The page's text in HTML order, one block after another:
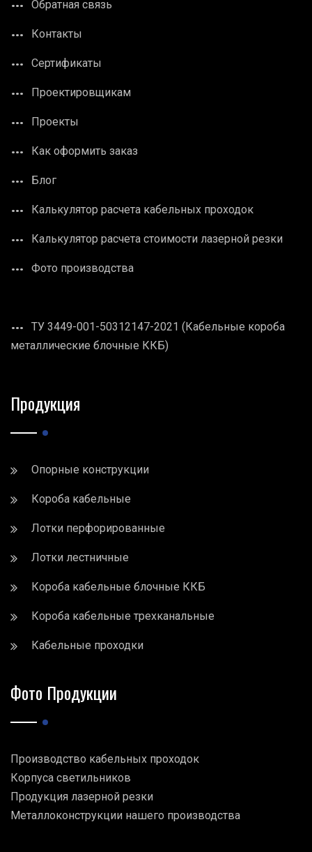
Обратная связь
Контакты
Сертификаты
Проектировщикам
Проекты
Как оформить заказ
Блог
Калькулятор расчета кабельных проходок
Калькулятор расчета стоимости лазерной резки
Фото производства
ТУ 3449-001-50312147-2021 (Кабельные короба
металлические блочные ККБ)
Продукция
Опорные конструкции
Короба кабельные
Лотки перфорированные
Лотки лестничные
Короба кабельные блочные ККБ
Короба кабельные трехканальные
Кабельные проходки
Фото Продукции
Производство кабельных проходок
Корпуса светильников
Продукция лазерной резки
Металлоконструкции нашего производства